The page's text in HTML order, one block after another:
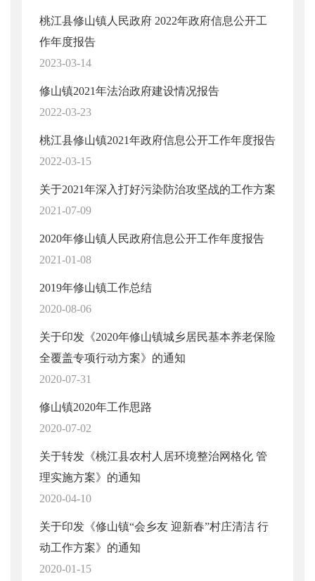
桃江县修山镇人民政府 2022年政府信息公开工
作年度报告
2023-03-14
修山镇2021年法治政府建设情况报告
2022-03-23
桃江县修山镇2021年政府信息公开工作年度报告
2022-03-15
关于2021年深入打好污染防治攻坚战的工作方案
2021-07-09
2020年修山镇人民政府信息公开工作年度报告
2021-01-08
2019年修山镇工作总结
2020-08-06
关于印发《2020年修山镇城乡居民基本养老保险
全覆盖专项行动方案》的通知
2020-07-31
修山镇2020年工作思路
2020-07-02
关于转发《桃江县农村人居环境整治网格化 管
理实施方案》的通知
2020-04-10
关于印发《修山镇“会乡友 迎新春”村庄清洁 行
动工作方案》的通知
2020-01-15